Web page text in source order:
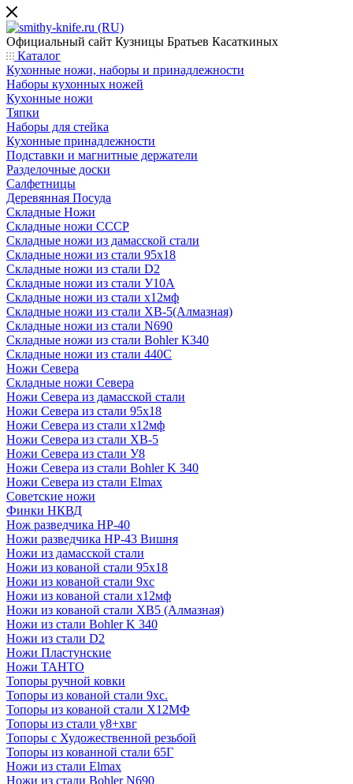
Официальный сайт Кузницы Братьев Касаткиных
Каталог
Кухонные ножи, наборы и принадлежности
Наборы кухонных ножей
Кухонные ножи
Тяпки
Наборы для стейка
Кухонные принадлежности
Подставки и магнитные держатели
Разделочные доски
Салфетницы
Деревянная Посуда
Складные Ножи
Cкладные ножи СССР
Складные ножи из дамасской стали
Складные ножи из стали 95х18
Складные ножи из стали D2
Складные ножи из стали У10А
Складные ножи из стали х12мф
Складные ножи из стали ХВ-5(Алмазная)
Складные ножи из стали N690
Складные ножи из стали Bohler К340
Складные ножи из стали 440С
Ножи Севера
Складные ножи Севера
Ножи Севера из дамасской стали
Ножи Севера из стали 95х18
Ножи Севера из стали х12мф
Ножи Севера из стали ХВ-5
Ножи Севера из стали У8
Ножи Севера из стали Bohler K 340
Ножи Севера из стали Elmax
Советские ножи
Финки НКВД
Нож разведчика НР-40
Ножи разведчика НР-43 Вишня
Ножи из дамасской стали
Ножи из кованой стали 95х18
Ножи из кованой стали 9хс
Ножи из кованой стали х12мф
Ножи из кованой стали ХВ5 (Алмазная)
Ножи из стали Bohler K 340
Ножи из стали D2
Ножи Пластунские
Ножи ТАНТО
Топоры ручной ковки
Топоры из кованой стали 9хс.
Топоры из кованой стали Х12МФ
Топоры из стали у8+хвг
Топоры с Художественной резьбой
Топоры из кованной стали 65Г
Ножи из стали Elmax
Ножи из стали Bohler N690